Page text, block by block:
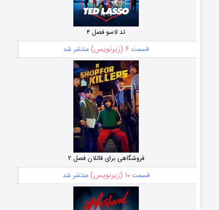
تد لاسو فصل ۴
قسمت ۶ (زیرنویس) منتشر شد
فروشگاهی برای قاتلان فصل ۲
قسمت۱۰ (زیرنویس) منتشر شد